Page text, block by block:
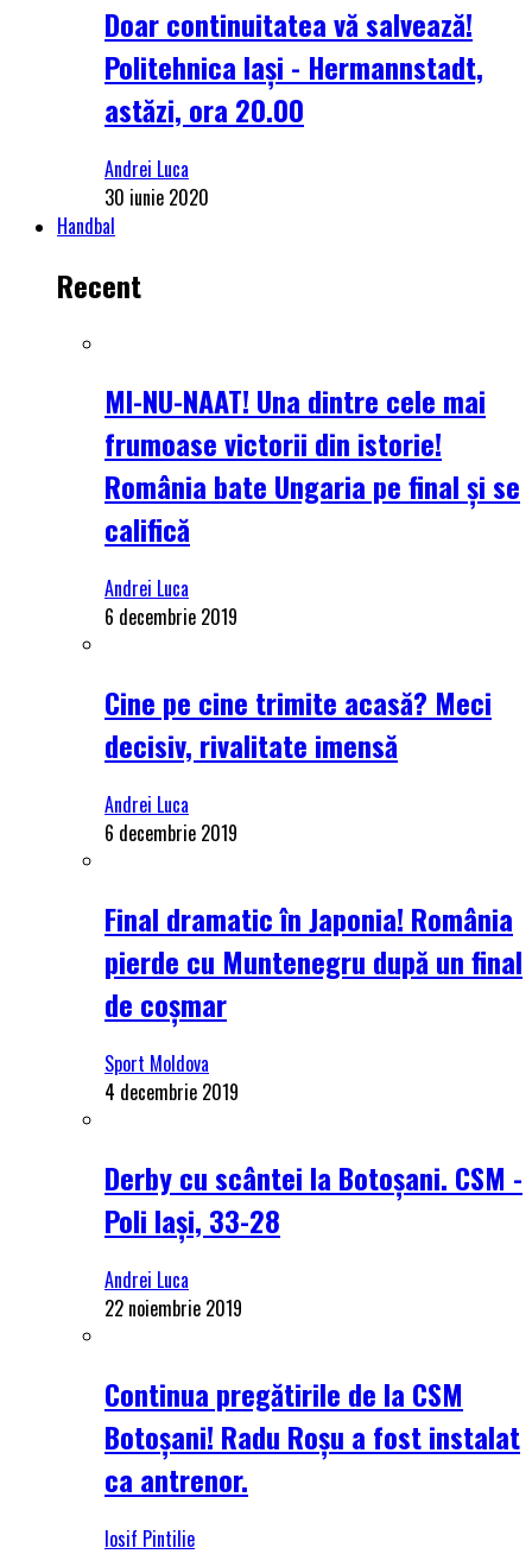
Doar continuitatea vă salvează!
Politehnica Iași - Hermannstadt,
astăzi, ora 20.00
Andrei Luca
30 iunie 2020
Handbal
Recent
MI-NU-NAAT! Una dintre cele mai
frumoase victorii din istorie!
România bate Ungaria pe final și se
califică
Andrei Luca
6 decembrie 2019
Cine pe cine trimite acasă? Meci
decisiv, rivalitate imensă
Andrei Luca
6 decembrie 2019
Final dramatic în Japonia! România
pierde cu Muntenegru după un final
de coșmar
Sport Moldova
4 decembrie 2019
Derby cu scântei la Botoșani. CSM -
Poli Iași, 33-28
Andrei Luca
22 noiembrie 2019
Continua pregătirile de la CSM
Botoșani! Radu Roșu a fost instalat
ca antrenor.
Iosif Pintilie